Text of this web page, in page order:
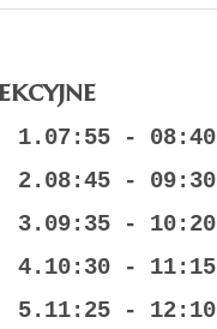
1.07:55 - 08:40
2.08:45 - 09:30
3.09:35 - 10:20
4.10:30 - 11:15
5.11:25 - 12:10